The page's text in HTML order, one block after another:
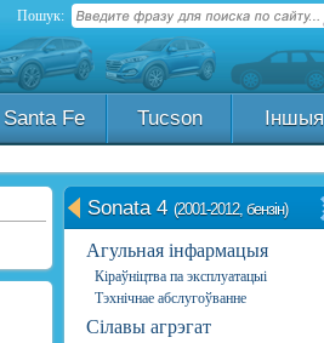
Пошук:
Santa Fe Tucson Іншыя
Sonata 4 (2001-2012, бензін)
Агульная інфармацыя
Кіраўніцтва па эксплуатацыі
Тэхнічнае абслугоўванне
Сілавы агрэгат